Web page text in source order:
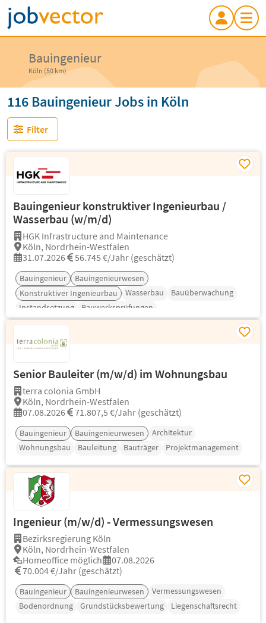
Bauingenieur
Köln (50 km)
116 Bauingenieur Jobs in Köln
Filter
Bauingenieur konstruktiver Ingenieurbau /
Wasserbau (w/m/d)
HGK Infrastructure and Maintenance
Köln, Nordrhein-Westfalen
31.07.2026
56.745 €/Jahr (geschätzt)
Bauingenieur
Bauingenieurwesen
Konstruktiver Ingenieurbau
Wasserbau
Bauüberwachung
Instandsetzung
Bauwerksprüfungen
Senior Bauleiter (m/w/d) im Wohnungsbau
terra colonia GmbH
Köln, Nordrhein-Westfalen
07.08.2026
71.807,5 €/Jahr (geschätzt)
Bauingenieur Bauingenieurwesen
Architektur
Wohnungsbau
Bauleitung Bauträger Projektmanagement
Ingenieur (m/w/d) - Vermessungswesen
Bezirksregierung Köln
Köln, Nordrhein-Westfalen
Homeoffice möglich
07.08.2026
70.004 €/Jahr (geschätzt)
Bauingenieur Bauingenieurwesen
Vermessungswesen
Bodenordnung
Grundstücksbewertung Liegenschaftsrecht